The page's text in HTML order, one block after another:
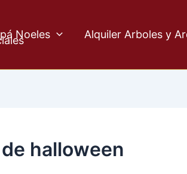
Noeles Alquiler Arboles y
halloween